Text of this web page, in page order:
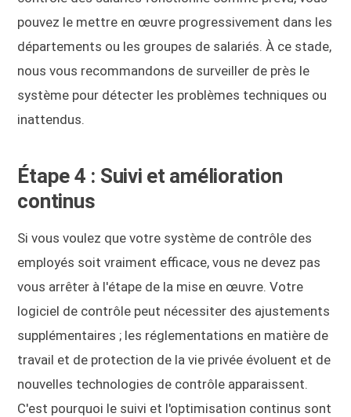
pouvez le mettre en œuvre progressivement dans les
départements ou les groupes de salariés. À ce stade,
nous vous recommandons de surveiller de près le
système pour détecter les problèmes techniques ou
inattendus.
Étape 4 : Suivi et amélioration
continus
Si vous voulez que votre système de contrôle des
employés soit vraiment efficace, vous ne devez pas
vous arrêter à l'étape de la mise en œuvre. Votre
logiciel de contrôle peut nécessiter des ajustements
supplémentaires ; les réglementations en matière de
travail et de protection de la vie privée évoluent et de
nouvelles technologies de contrôle apparaissent.
C'est pourquoi le suivi et l'optimisation continus sont